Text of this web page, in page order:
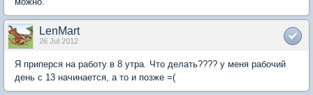
LenMart
26 Jul 2012
Я приперся на работу в 8 утра. Что делать???? у меня рабочий
день с 13 начинается, а то и позже =(